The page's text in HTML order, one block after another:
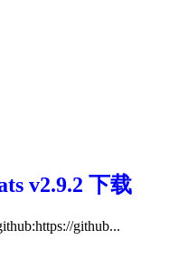
v2.9.2 下载
github...